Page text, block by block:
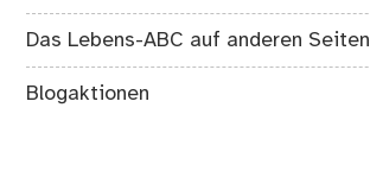
Das Lebens-ABC auf anderen Seiten
Blogaktionen